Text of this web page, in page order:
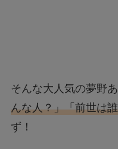
そんな大人気の夢野あ
んな人？」「前世は
ず！